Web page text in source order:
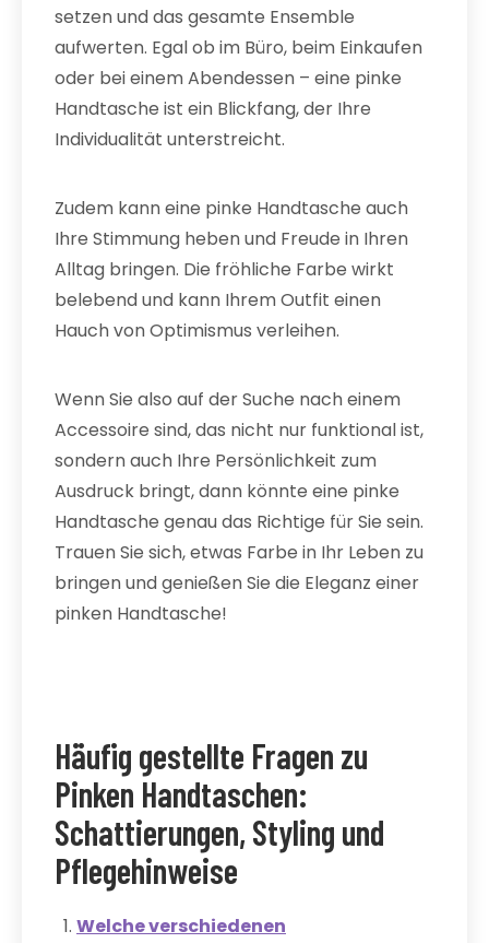
setzen und das gesamte Ensemble
aufwerten. Egal ob im Büro, beim Einkaufen
oder bei einem Abendessen – eine pinke
Handtasche ist ein Blickfang, der Ihre
Individualität unterstreicht.
Zudem kann eine pinke Handtasche auch
Ihre Stimmung heben und Freude in Ihren
Alltag bringen. Die fröhliche Farbe wirkt
belebend und kann Ihrem Outfit einen
Hauch von Optimismus verleihen.
Wenn Sie also auf der Suche nach einem
Accessoire sind, das nicht nur funktional ist,
sondern auch Ihre Persönlichkeit zum
Ausdruck bringt, dann könnte eine pinke
Handtasche genau das Richtige für Sie sein.
Trauen Sie sich, etwas Farbe in Ihr Leben zu
bringen und genießen Sie die Eleganz einer
pinken Handtasche!
Häufig gestellte Fragen zu
Pinken Handtaschen:
Schattierungen, Styling und
Pflegehinweise
Welche verschiedenen